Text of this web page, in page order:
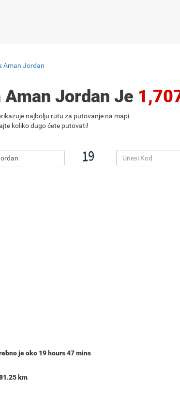
Aman Jordan
Jordan Je
najbolju rutu za putovanje na mapi.
koliko dugo ćete putovati!
je oko 19 hours 47 mins
km